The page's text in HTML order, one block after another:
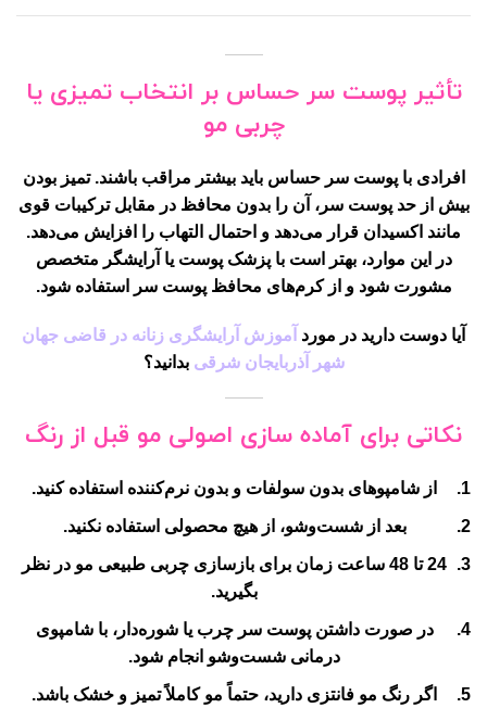
تأثیر پوست سر حساس بر انتخاب تمیزی یا
چربی مو
افرادی با پوست سر حساس بایدبیشتر مراقب باشند. تمیز بودن
بیش از حد پوست سر، آن را بدون محافظ در مقابل ترکیبات قوی
مانند اکسیدان قرار می‌دهد و احتمال التهاب را افزایش می‌دهد.
در این موارد، بهتر است با پزشک پوست یا آرایشگر متخصص
مشورت شود و ازکرم‌های محافظ پوست سر استفاده شود.
آیا دوست دارید در مورد آموزش آرایشگری زنانه در قاضی جهان
شهر آذربایجان شرقی بدانید؟
نکاتی برای آماده سازی اصولی مو قبل از رنگ
از شامپوهای بدون سولفات و بدون نرم‌کننده استفاده کنید.
بعد از شست‌وشو، از هیچ محصولی استفاده نکنید.
24 تا 48 ساعت زمان برای بازسازی چربی طبیعی مو در نظر
بگیرید.
در صورت داشتن پوست سر چرب یا شوره‌دار، با شامپوی
درمانی شست‌وشو انجام شود.
اگر رنگ مو فانتزی دارید، حتماً مو کاملاً تمیز و خشک باشد.